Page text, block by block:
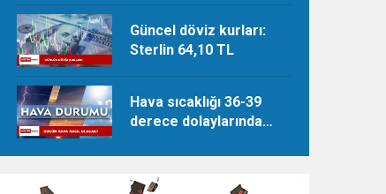
Güncel döviz kurları:
Sterlin 64,10 TL
Hava sıcaklığı 36-39
derece dolaylarında